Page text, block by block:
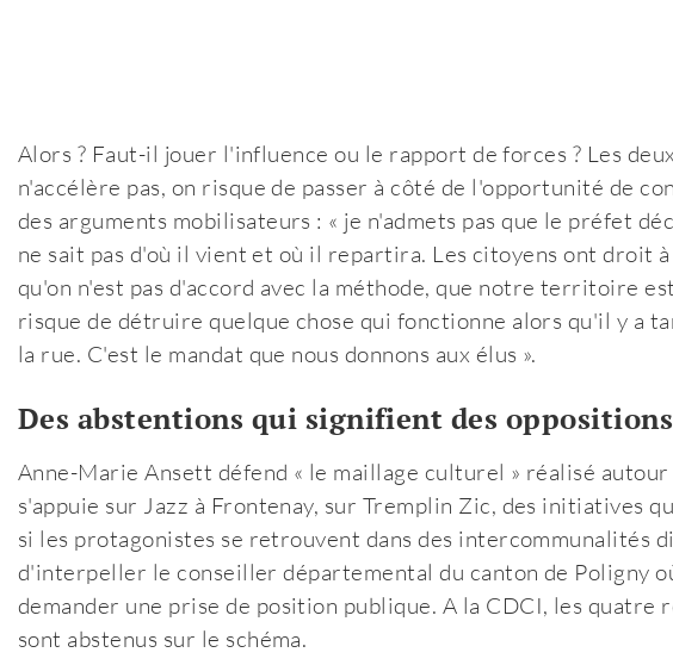
Alors ? Faut-il jouer l'influence ou le rapport de forces ? Les
n'accélère pas, on risque de passer à côté de l'opportunité de
des arguments mobilisateurs : « je n'admets pas que le préfet
ne sait pas d'où il vient et où il repartira. Les citoyens ont droit
qu'on n'est pas d'accord avec la méthode, que notre territoire
risque de détruire quelque chose qui fonctionne alors qu'il y a
la rue. C'est le mandat que nous donnons aux élus ».
Des abstentions qui signifient des oppositions
Anne-Marie Ansett défend « le maillage culturel » réalisé
s'appuie sur Jazz à Frontenay, sur Tremplin Zic, des initiatives
si les protagonistes se retrouvent dans des intercommunalités
d'interpeller le conseiller départemental du canton de Poligny
demander une prise de position publique. A la CDCI, les quatre
sont abstenus sur le schéma.